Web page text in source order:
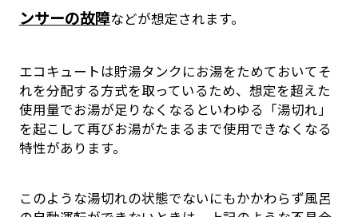
ンサーの故障などが想定されます。
エコキュートは貯湯タンクにお湯をためておいてそ
れを分配する方式を取っているため、想定を超えた
使用量でお湯が足りなくなるといわゆる「湯切れ」
を起こして再びお湯がたまるまで使用できなくなる
特性があります。
このような湯切れの状態でないにもかかわらず風呂